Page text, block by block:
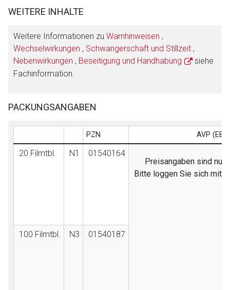
WEITERE INHALTE
Weitere Informationen zu Warnhinweisen ,
Wechselwirkungen , Schwangerschaft und Stillzeit ,
Nebenwirkungen , Beseitigung und Handhabung
siehe
Fachinformation.
PACKUNGSANGABEN
PZN AVP
20 Filmtbl. N1
01540164
Preisangaben sind nur
Bitte loggen Sie sich mit
100 Filmtbl. N3 01540187